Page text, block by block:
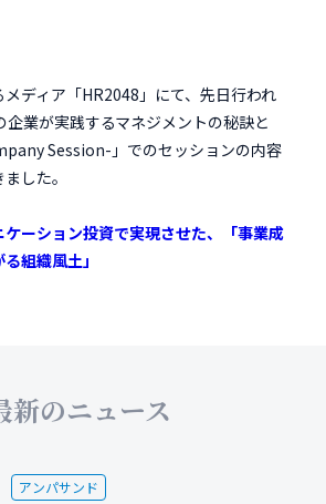
ディア「HR2048」にて、先日行われ
企業が実践するマネジメントの秘訣と
Session-」でのセッションの内容
した。
ーション投資で実現させた、「事業成
組織風土」
新のニュース
アンパサンド